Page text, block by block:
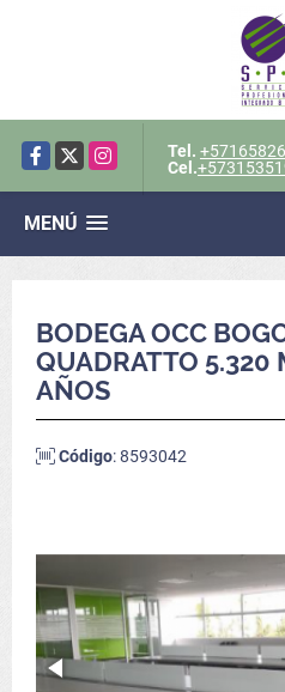
Facebook
X Instagram Tel.
Cel.
MENÚ
BODEGA OCC
QUADRATTO 5.320
AÑOS
Código: 8593042